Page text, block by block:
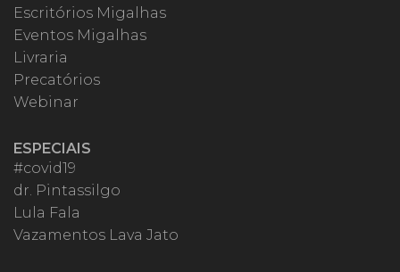
Escritórios Migalhas
Eventos Migalhas
Livraria
Precatórios
Webinar
ESPECIAIS
#covid19
dr. Pintassilgo
Lula Fala
Vazamentos Lava Jato